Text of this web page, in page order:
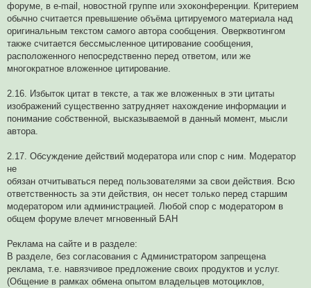
форуме, в e-mail, новостной группе или эхоконференции. Критерием
обычно считается превышение объёма цитируемого материала над
оригинальным текстом самого автора сообщения. Оверквотингом
также считается бессмысленное цитирование сообщения,
расположенного непосредственно перед ответом, или же
многократное вложенное цитирование.
2.16. Избыток цитат в тексте, а так же вложенных в эти цитаты
изображений существенно затрудняет нахождение информации и
понимание собственной, высказываемой в данный момент, мысли
автора.
2.17. Обсуждение действий модератора или спор с ним. Модератор
не
обязан отчитываться перед пользователями за свои действия. Всю
ответственность за эти действия, он несет только перед старшим
модератором или администрацией. Любой спор с модератором в
общем форуме влечет мгновенный БАН
Реклама на сайте и в разделе:
В разделе, без согласования с Администратором запрещена
реклама, т.е. навязчивое предложение своих продуктов и услуг.
(Общение в рамках обмена опытом владельцев мотоциклов,